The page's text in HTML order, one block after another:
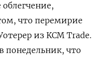
облегчение,
что перемирие
‌из KCM Trade.
понедельник, что